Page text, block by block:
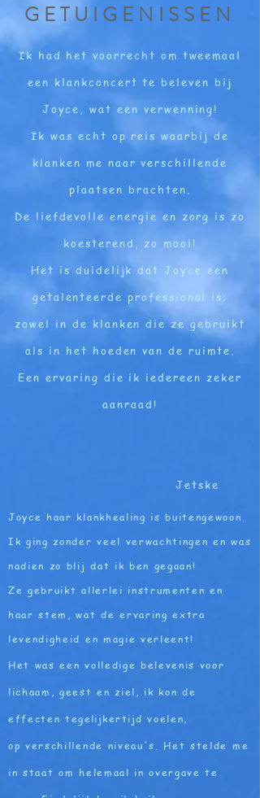
GETUIGENISSEN
Ik had het voorrecht om tweemaal
een klankconcert te beleven bij
Joyce, wat een verwenning!
Ik was echt op reis waarbij de
klanken me naar verschillende
plaatsen brachten.
De liefdevolle energie en zorg is zo
koesterend, zo mooi!
Het is duidelijk dat Joyce een
getalenteerde professional is;
zowel in de klanken die ze gebruikt
als in het hoeden van de ruimte.
Een ervaring die ik iedereen zeker
aanraad!
Jetske
Joyce haar klankhealing is buitengewoon.
Ik ging zonder veel verwachtingen en was
nadien zo blij dat ik ben gegaan!
Ze gebruikt allerlei instrumenten en
haar stem, wat de ervaring extra
levendigheid en magie verleent!
Het was een volledige belevenis voor
lichaam, geest en ziel, ik kon de
effectentegelijkertijd voelen,
op verschillende niveau's. Het stelde me
in staat om helemaal in overgave te